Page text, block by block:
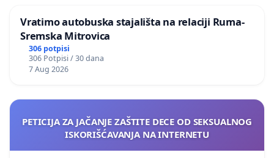
Vratimo autobuska stajališta na relaciji Ruma-
Sremska Mitrovica
306 potpisi
306 Potpisi / 30 dana
7 Aug 2026
PETICIJA ZA JAČANJE ZAŠTITE DECE OD SEKSUALNOG
ISKORIŠĆAVANJA NA INTERNETU